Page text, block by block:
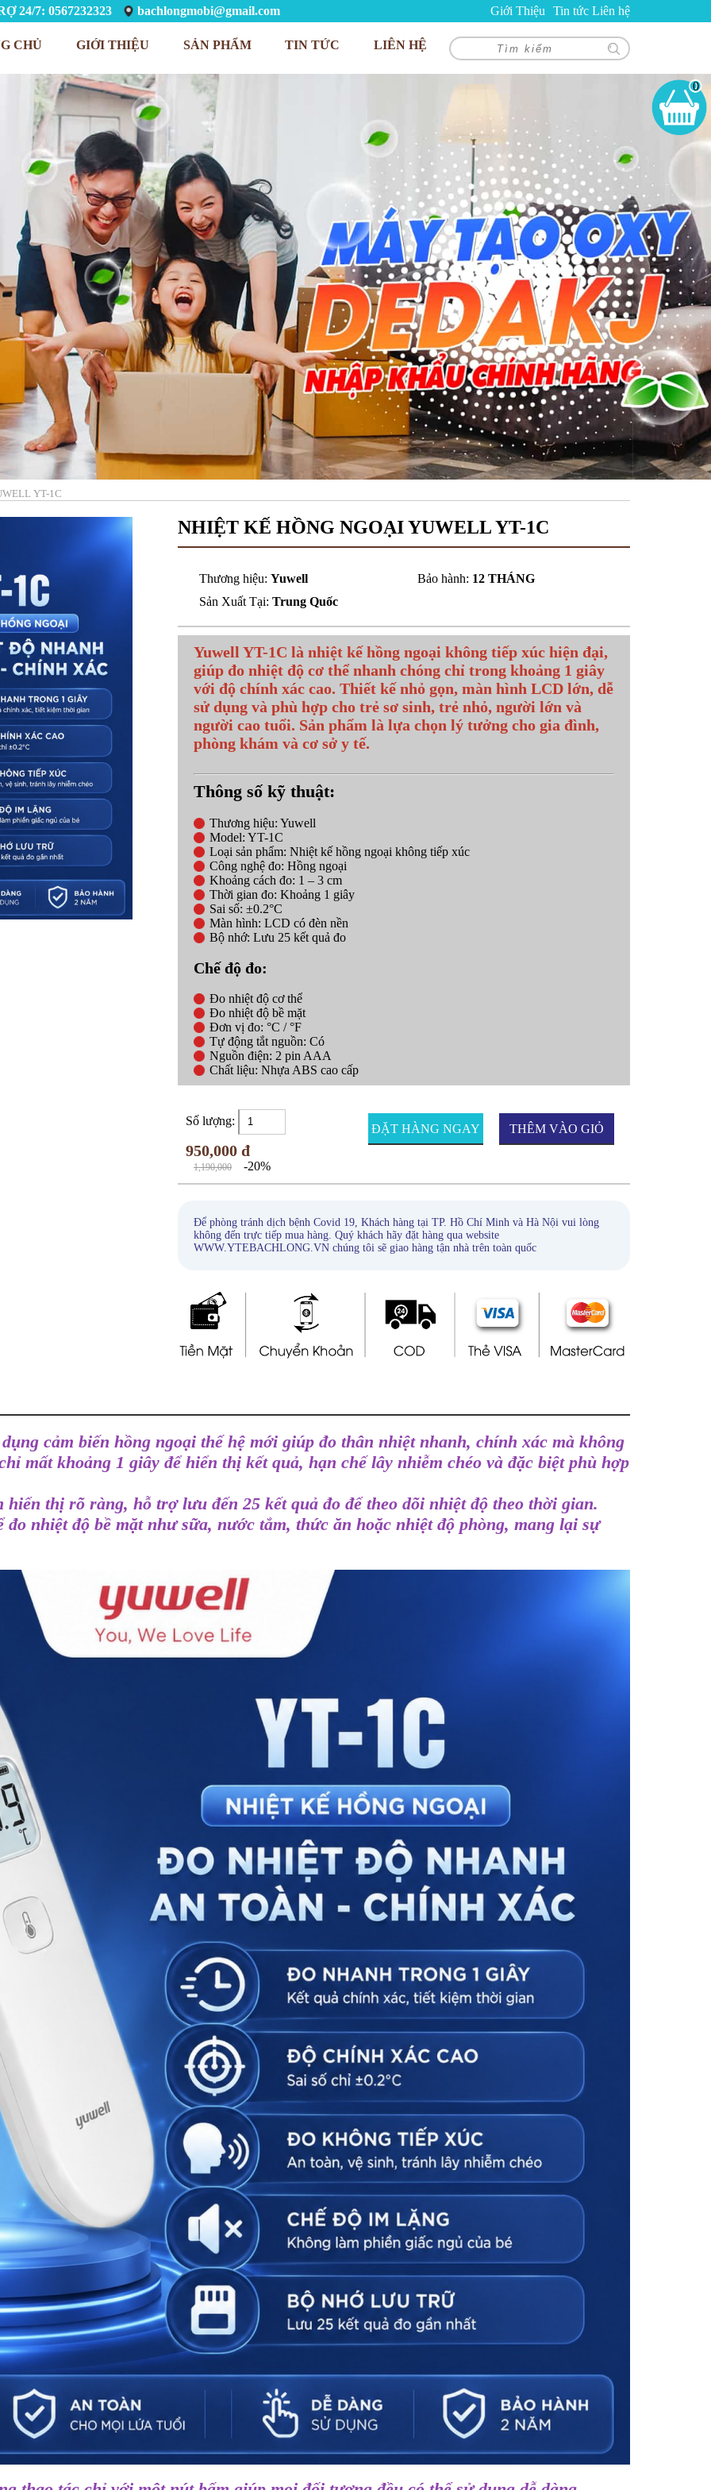
24/7: 0567232323 bachlongmobi@gmail.com Giới Thiệu Tin tức Liên hệ
CHỦ GIỚI THIỆU SẢN PHẨM TIN TỨC LIÊN HỆ
0
YT-1C
NHIỆT KẾ HỒNG NGOẠI YUWELL YT-1C
Thương hiệu: Yuwell Bảo hành: 12 THÁNG
Sản Xuất Tại: Trung Quốc
Yuwell YT-1C là nhiệt kế hồng ngoại không tiếp xúc hiện đại,
giúp đo nhiệt độ cơ thể nhanh chóng chỉ trong khoảng 1 giây
với độ chính xác cao. Thiết kế nhỏ gọn, màn hình LCD lớn, dễ
sử dụng và phù hợp cho trẻ sơ sinh, trẻ nhỏ, người lớn và
người cao tuổi. Sản phẩm là lựa chọn lý tưởng cho gia đình,
phòng khám và cơ sở y tế.
Thông số kỹ thuật:
Thương hiệu: Yuwell
Model: YT-1C
Loại sản phẩm: Nhiệt kế hồng ngoại không tiếp xúc
Công nghệ đo: Hồng ngoại
Khoảng cách đo: 1 – 3 cm
Thời gian đo: Khoảng 1 giây
Sai số: ±0.2°C
Màn hình: LCD có đèn nền
Bộ nhớ: Lưu 25 kết quả đo
Chế độ đo:
Đo nhiệt độ cơ thể
Đo nhiệt độ bề mặt
Đơn vị đo: °C / °F
Tự động tắt nguồn: Có
Nguồn điện: 2 pin AAA
Chất liệu: Nhựa ABS cao cấp
Số lượng:
950,000 đ
1,190,000 -20%
ĐẶT HÀNG NGAY THÊM VÀO GIỎ
Để phòng tránh dịch bệnh Covid 19, Khách hàng tại TP. Hồ Chí Minh và Hà Nội vui lòng
không đến trực tiếp mua hàng. Quý khách hãy đặt hàng qua website
WWW.YTEBACHLONG.VN chúng tôi sẽ giao hàng tận nhà trên toàn quốc
cảm biến hồng ngoại thế hệ mới giúp đo thân nhiệt nhanh, chính xác mà không
mất khoảng 1 giây để hiển thị kết quả, hạn chế lây nhiễm chéo và đặc biệt phù hợp
thị rõ ràng, hỗ trợ lưu đến 25 kết quả đo để theo dõi nhiệt độ theo thời gian.
đo nhiệt độ bề mặt như sữa, nước tắm, thức ăn hoặc nhiệt độ phòng, mang lại sự